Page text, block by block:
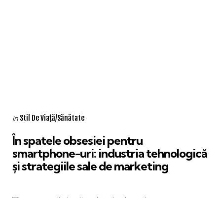
Categories
Posted
in Stil De Viaţă/Sănătate
În spatele obsesiei pentru
smartphone-uri: industria tehnologică
și strategiile sale de marketing